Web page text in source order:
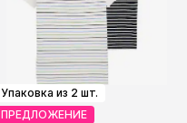
Упаковка из 2 шт.
ПРЕДЛОЖЕНИЕ